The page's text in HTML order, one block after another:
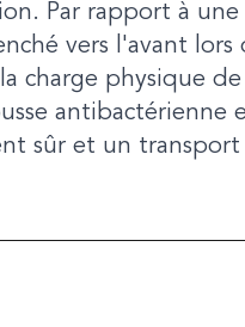
Par rapport à une
vers l'avant
charge physique
antibactérienne
sûr et un